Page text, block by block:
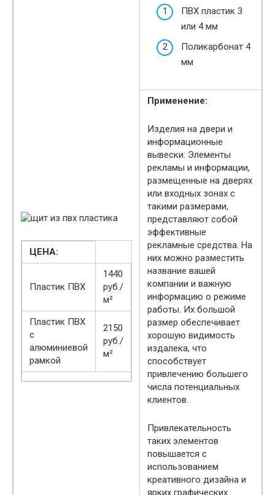
ЦЕНА:
Пластик ПВХ
1440
руб./
м²
Пластик ПВХ
с
алюминиевой
рамкой
2150
руб./
м²
ПВХ пластик 3
или 4 мм
Поликарбонат 4
мм
Применение:
Изделия на двери и
информационные
вывески: Элементы
рекламы и информации,
размещенные на дверях
или входных зонах с
такими размерами,
представляют собой
эффективные
рекламные средства. На
них можно разместить
название вашей
компании и важную
информацию о режиме
работы. Их большой
размер обеспечивает
хорошую видимость
издалека, что
способствует
привлечению большего
числа потенциальных
клиентов.
Привлекательность
таких элементов
повышается с
использованием
креативного дизайна и
ярких графических